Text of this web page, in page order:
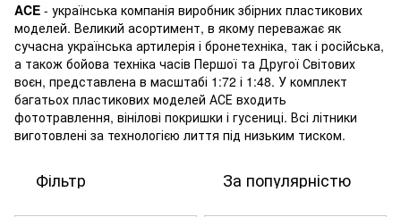
ACE - українська компанія виробник збірних пластикових
моделей. Великий асортимент, в якому переважає як
сучасна українська артилерія і бронетехніка, так і російська,
а також бойова техніка часів Першої та Другої Світових
воєн, представлена в масштабі 1:72 і 1:48. У комплект
багатьох пластикових моделей АСЕ входить
фототравлення, вінілові покришки і гусениці. Всі літники
виготовлені за технологією лиття під низьким тиском.
Фільтр За популярністю